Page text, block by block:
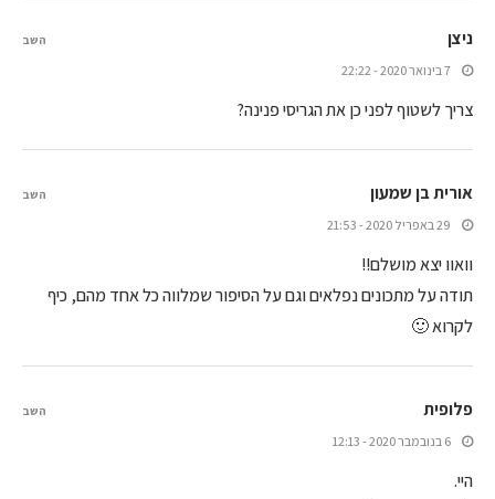
ניצן
7 בינואר 2020 - 22:22
צריך לשטוף לפני כן את הגריסי פנינה?
השב
אורית בן שמעון
29 באפריל 2020 - 21:53
וואוו יצא מושלם!!
תודה על מתכונים נפלאים וגם על הסיפור שמלווה כל אחד מהם, כיף
לקרוא 🙂
השב
פלופית
6 בנובמבר 2020 - 12:13
היי.
השב